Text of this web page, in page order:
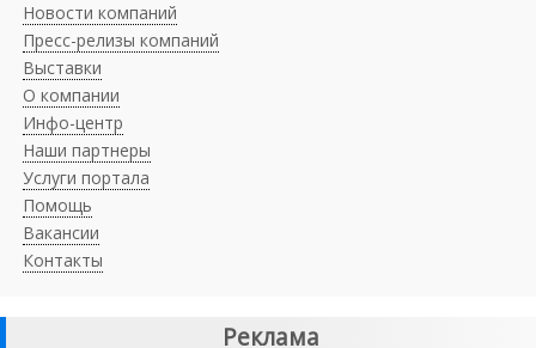
Новости компаний
Пресс-релизы компаний
Выставки
О компании
Инфо-центр
Наши партнеры
Услуги портала
Помощь
Вакансии
Контакты
Реклама